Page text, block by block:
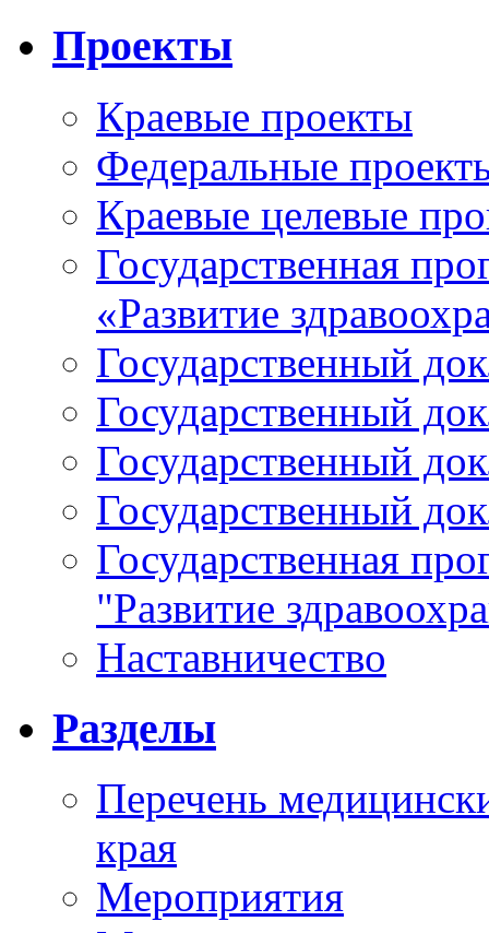
Проекты
Краевые проекты
Федеральные
Краевые целевые
Государственная
«Развитие
Государственный
Государственный
Государственный
Государственный
Государственная
"Развитие
Наставничество
Разделы
Перечень
края
Мероприятия